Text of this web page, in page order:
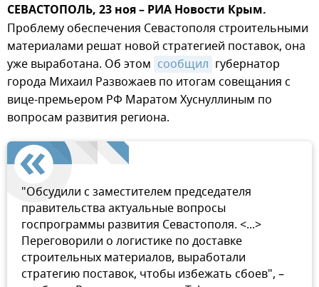
СЕВАСТОПОЛЬ, 23 ноя – РИА Новости Крым.
Проблему обеспечения Севастополя строительными
материалами решат новой стратегией поставок, она
уже выработана. Об этом сообщил губернатор
города Михаил Развожаев по итогам совещания с
вице-премьером РФ Маратом Хуснуллиным по
вопросам развития региона.
"Обсудили с заместителем председателя
правительства актуальные вопросы
госпрограммы развития Севастополя. <...>
Переговорили о логистике по доставке
строительных материалов, выработали
стратегию поставок, чтобы избежать сбоев", –